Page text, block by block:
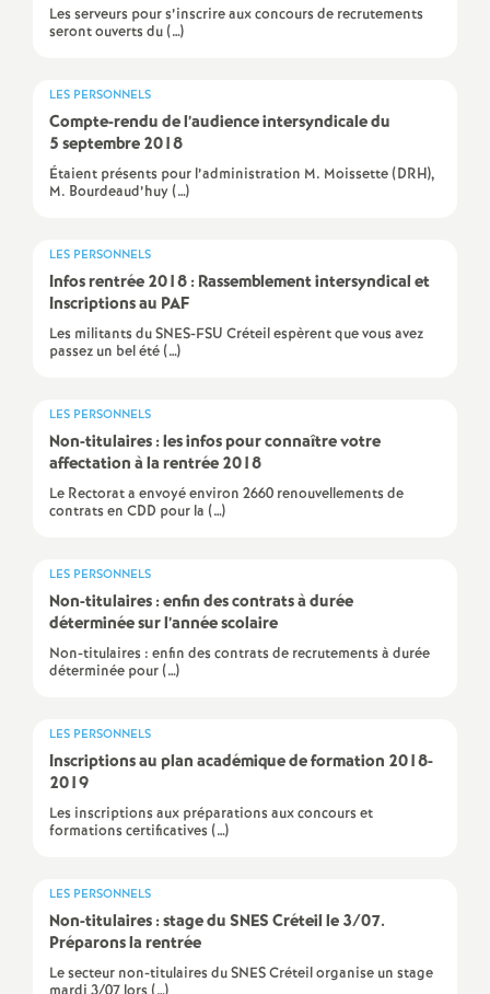
O
r
é
a
s
T
u
r
Les serveurs pour s’inscrire aux concours de recrutements
seront ouverts du (…)
LES PERSONNELS
Compte-rendu de l’audience intersyndicale du
5 septembre 2018
Étaient présents pour l’administration M. Moissette (DRH),
M. Bourdeaud’huy (…)
LES PERSONNELS
Infos rentrée 2018 : Rassemblement intersyndical et
Inscriptions au PAF
Les militants du SNES-FSU Créteil espèrent que vous avez
passez un bel été (…)
LES PERSONNELS
Non-titulaires : les infos pour connaître votre
affectation à la rentrée 2018
Le Rectorat a envoyé environ 2660 renouvellements de
contrats en CDD pour la (…)
LES PERSONNELS
Non-titulaires : enfin des contrats à durée
déterminée sur l’année scolaire
Non-titulaires : enfin des contrats de recrutements à durée
déterminée pour (…)
LES PERSONNELS
Inscriptions au plan académique de formation 2018-
2019
Les inscriptions aux préparations aux concours et
formations certificatives (…)
LES PERSONNELS
Non-titulaires : stage duSNESCréteil le 3/07.
Préparons la rentrée
Le secteur non-titulaires du SNES Créteil organise un stage